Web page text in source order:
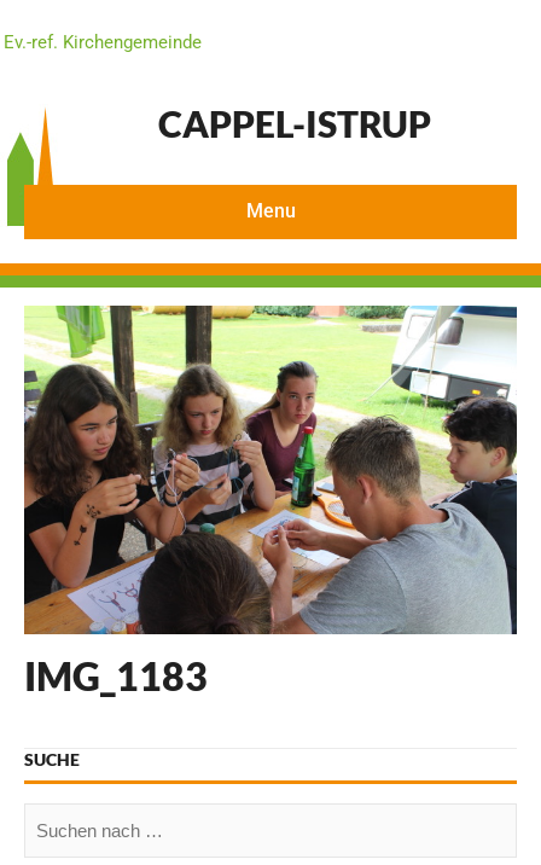
Ev.-ref. Kirchengemeinde
CAPPEL-ISTRUP
Menu
IMG_1183
SUCHE